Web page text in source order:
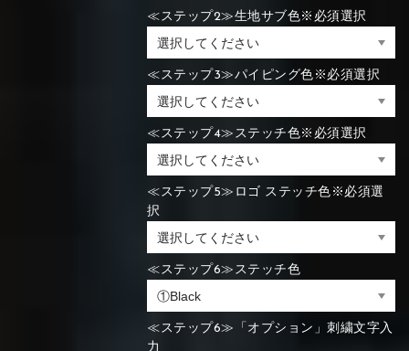
≪ステップ2≫生地サブ色※必須選択
≪ステップ3≫パイピング色※必須選択
≪ステップ4≫ステッチ色※必須選択
≪ステップ5≫ロゴ ステッチ色※必須選
択
≪ステップ6≫ステッチ色
≪ステップ6≫「オプション」刺繍文字入
力